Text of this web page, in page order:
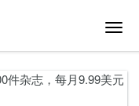
切
航
杂志，每月9.99美元